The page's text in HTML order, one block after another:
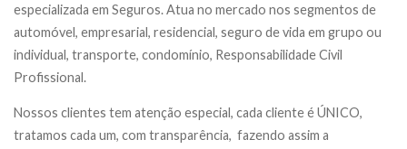
especializada em Seguros. Atua no mercado nos segmentos de
automóvel, empresarial, residencial, seguro de vida em grupo ou
individual, transporte, condomínio, Responsabilidade Civil
Profissional.
Nossos clientes tem atenção especial, cada cliente é ÚNICO,
tratamos cada um, com transparência, fazendo assim a